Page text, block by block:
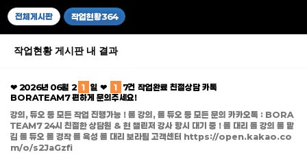
전체게시판 작업현황364
작업현황 게시판 내 결과
❤ 2026년 06월 2 1 일 ❤ 1
7건 작업완료 친절상담 카톡
BORATEAM7 편하게 문의주세요!
강의, 듀오 등 모든 작업 진행가능 ! 롤 강의, 롤 듀오 등 모든 문의 카카오톡 : BORA
TEAM7 24시 친절한 상담원 & 현 챌린저 강사 항시 대기 중 ! 롤 대리 롤 강의 롤 맡
김 롤 듀오 롤 경작 롤 육성 롤 대리 보라팀 고객센터 https://open.kakao.co
m/o/s2JaGzfi